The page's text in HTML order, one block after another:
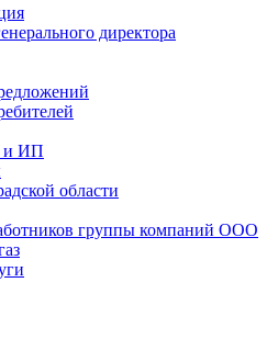
директора
и ИП
области
группы компаний ООО